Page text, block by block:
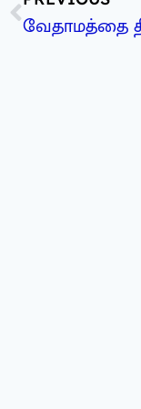
வேதாமத்தை